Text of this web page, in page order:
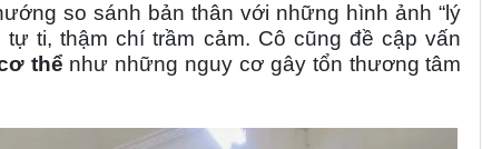
so sánh bản thân với những hình ảnh “lý
ti, thậm chí trầm cảm. Cô cũng đề cập vấn
thể như những nguy cơ gây tổn thương tâm